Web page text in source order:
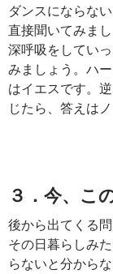
ダンスにならな
直接聞いてみま
深呼吸をしてい
みましょう。ハ
はイエスです。
じたら、答えはノ
３．今、こ
後から出てくる
その日暮らしみ
らないと分から